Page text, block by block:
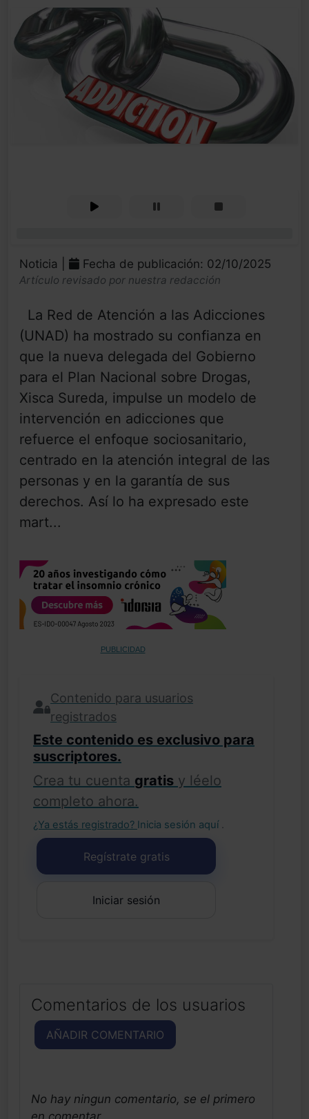
Noticia | Fecha de publicación: 02/10/2025
Artículo revisado por nuestra redacción
La Red de Atención a las Adicciones
(UNAD) ha mostrado su confianza en
que la nueva delegada del Gobierno
para el Plan Nacional sobre Drogas,
Xisca Sureda, impulse un modelo de
intervención en adicciones que
refuerce el enfoque sociosanitario,
centrado en la atención integral de las
personas y en la garantía de sus
derechos. Así lo ha expresado este
mart...
PUBLICIDAD
Contenido para usuarios
registrados
Este contenido es exclusivo para
suscriptores.
Crea tu cuenta gratis y léelo
completo ahora.
¿Ya estás registrado? Inicia sesión aquí .
Regístrate gratis
Iniciar sesión
Comentarios de los usuarios
AÑADIR COMENTARIO
No hay ningun comentario, se el primero
en comentar